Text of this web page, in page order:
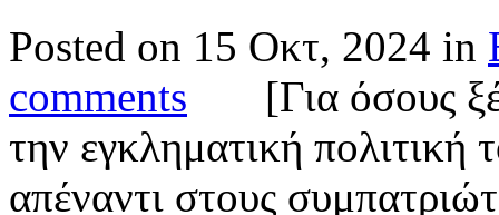
Posted on 15 Οκτ, 2024 in
comments
[Για όσους
την εγκληματική
απέναντι στους